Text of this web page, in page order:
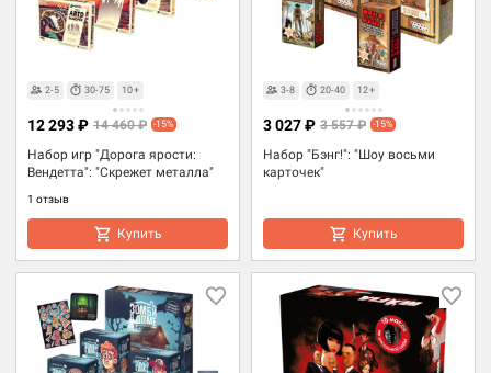
2-5 30-75 10+
Набор игр "Дорога ярости:
Вендетта": "Скрежет металла"
1 отзыв
12 293 ₽ 14 460 ₽ -15%
Купить
3-8 20-40 12+
Набор "Бэнг!": "Шоу восьми
карточек"
3 027 ₽ 3 557 ₽ -15%
Купить